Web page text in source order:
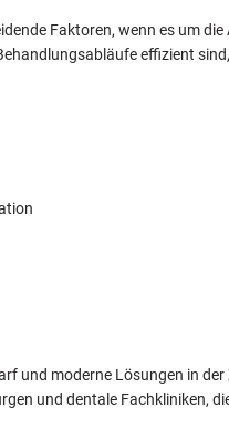
Faktoren, wenn es um
effizient
und moderne Lösungen in
und dentale Fachkliniken,